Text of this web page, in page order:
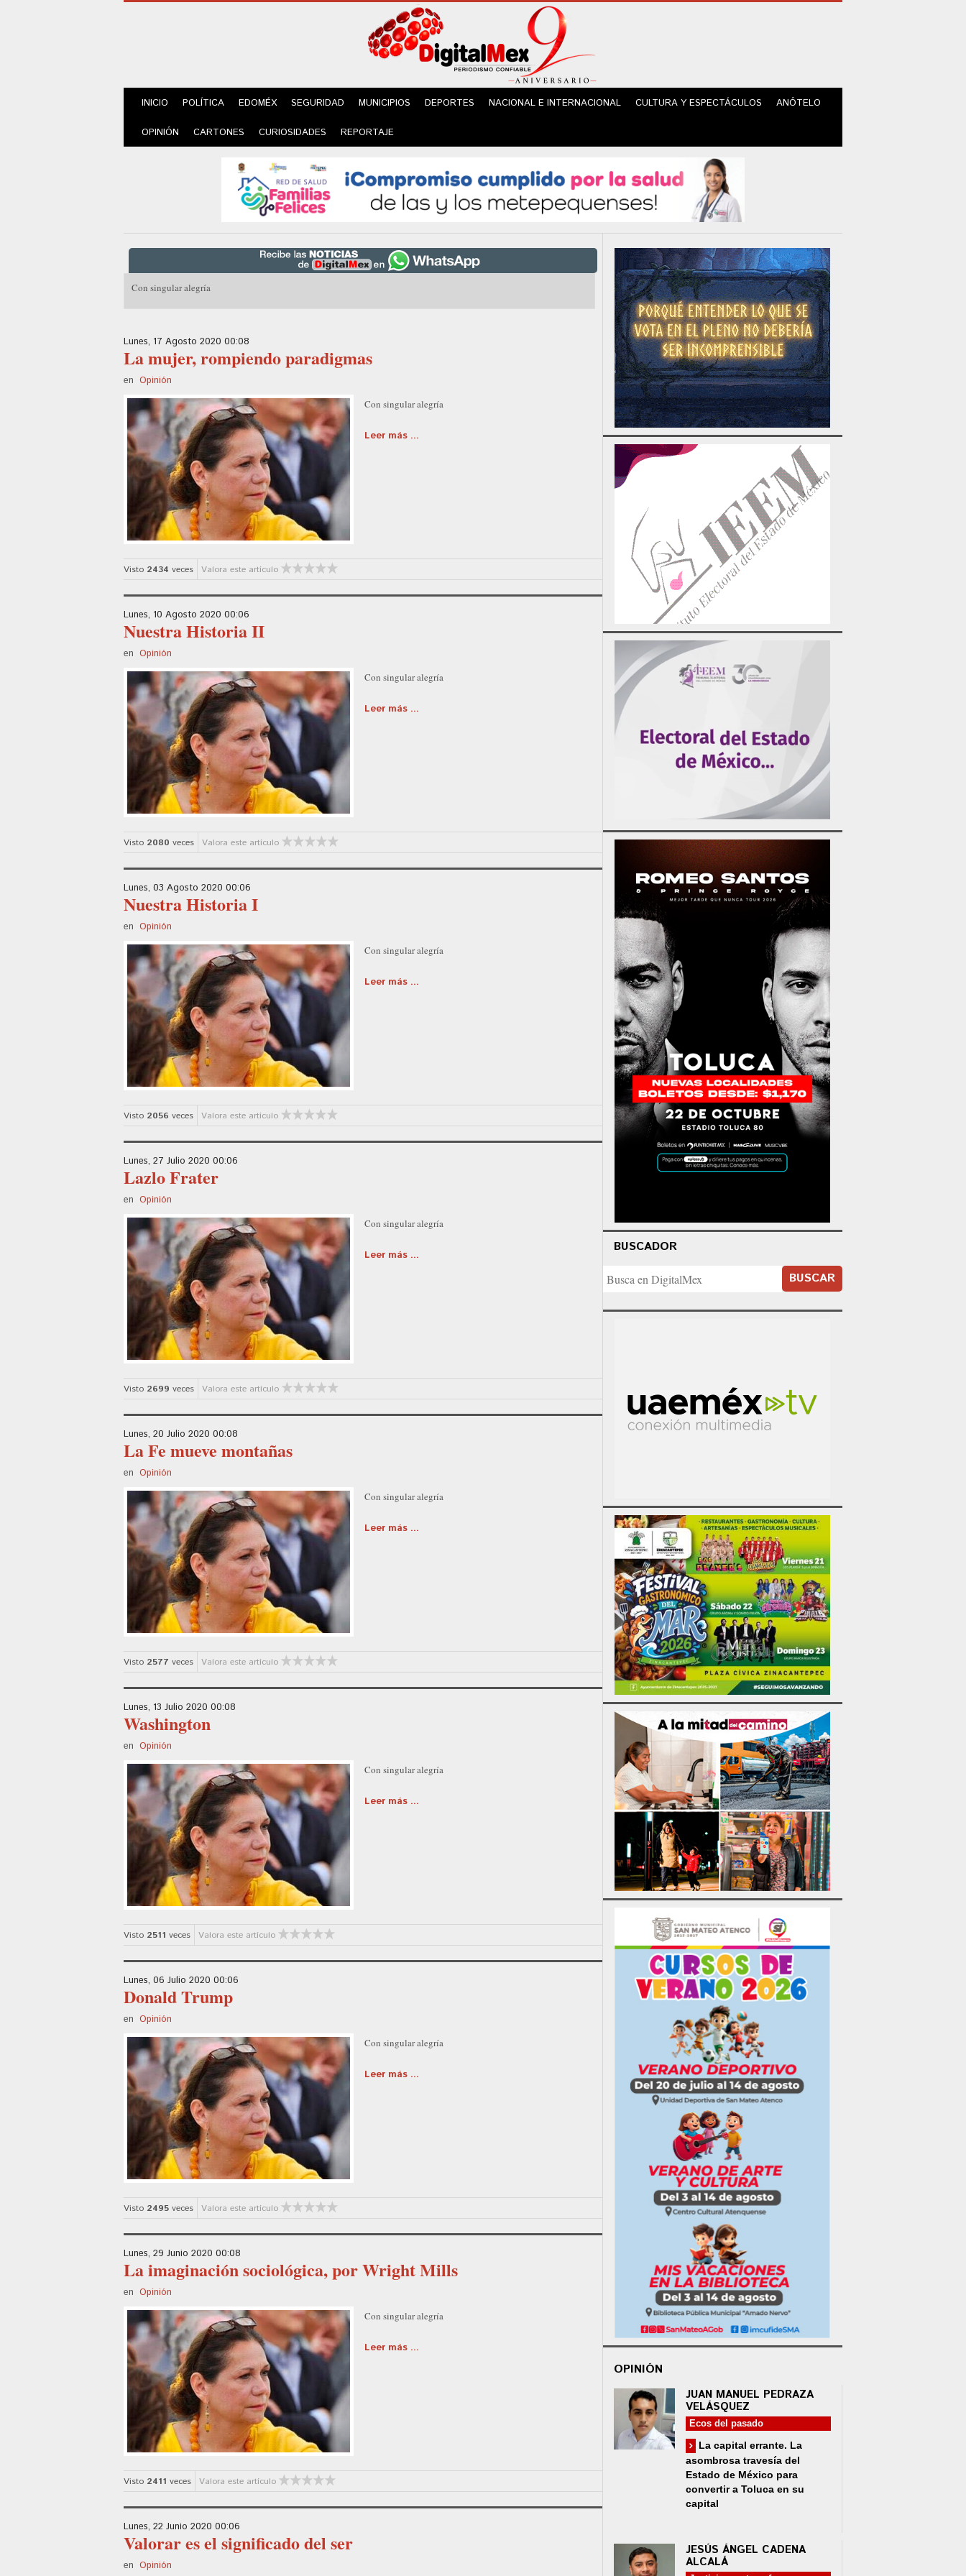
INICIO POLÍTICA EDOMÉX SEGURIDAD MUNICIPIOS DEPORTES NACIONAL E INTERNACIONAL CULTURA Y ESPECTÁCULOS ANÓTELO
OPINIÓN CARTONES CURIOSIDADES REPORTAJE
Con singular alegría
Lunes, 17 Agosto 2020 00:08
La mujer, rompiendo paradigmas
en Opinión
Con singular alegría
Leer más ...
Visto 2434 veces Valora este artículo
Lunes, 10 Agosto 2020 00:06
Nuestra Historia II
en Opinión
Con singular alegría
Leer más ...
Visto 2080 veces Valora este artículo
Lunes, 03 Agosto 2020 00:06
Nuestra Historia I
en Opinión
Con singular alegría
Leer más ...
Visto 2056 veces Valora este artículo
Lunes, 27 Julio 2020 00:06
Lazlo Frater
en Opinión
Con singular alegría
Leer más ...
Visto 2699 veces Valora este artículo
Lunes, 20 Julio 2020 00:08
La Fe mueve montañas
en Opinión
Con singular alegría
Leer más ...
Visto 2577 veces Valora este artículo
Lunes, 13 Julio 2020 00:08
Washington
en Opinión
Con singular alegría
Leer más ...
Visto 2511 veces Valora este artículo
Lunes, 06 Julio 2020 00:06
Donald Trump
en Opinión
Con singular alegría
Leer más ...
Visto 2495 veces Valora este artículo
Lunes, 29 Junio 2020 00:08
La imaginación sociológica, por Wright Mills
en Opinión
Con singular alegría
Leer más ...
Visto 2411 veces Valora este artículo
Lunes, 22 Junio 2020 00:06
Valorar es el significado del ser
en Opinión
BUSCADOR
BUSCAR
OPINIÓN
JUAN MANUEL PEDRAZA
VELÁSQUEZ
Ecos del pasado
La capital errante. La
asombrosa travesía del
Estado de México para
convertir a Toluca en su
capital
JESÚS ÁNGEL CADENA
ALCALÁ